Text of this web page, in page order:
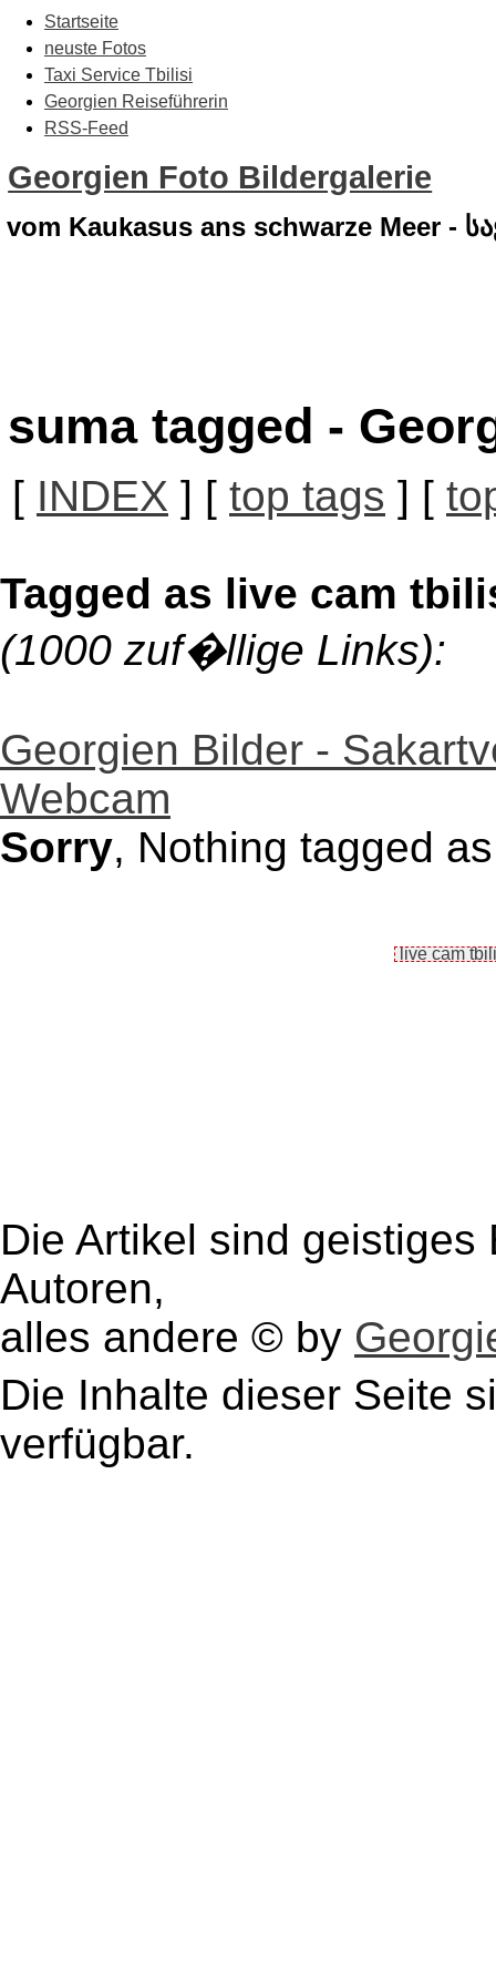
Startseite
neuste Fotos
Taxi Service Tbilisi
Georgien Reiseführerin
RSS-Feed
Georgien Foto Bildergalerie
vom Kaukasus ans schwarze Meer -
suma tagged -
[ INDEX ] [ top tags ] [
Tagged as live cam
(1000 zuf�llige Links):
Georgien Bilder -
Webcam
Sorry, Nothing tagged
Die Artikel sind
Autoren,
alles andere © by
Die Inhalte dieser Seite
verfügbar.